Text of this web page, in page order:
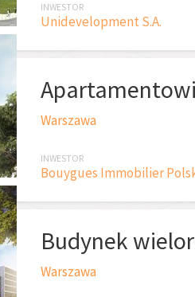
INWESTOR
Unidevelopment S.A.
Warszawa
INWESTOR
Bouygues Immobilier
Budynek
Warszawa